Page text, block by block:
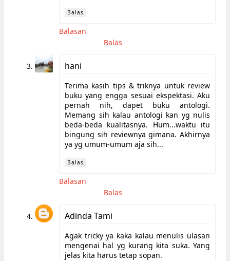
Balas
Balasan
Balas
hani
Terima kasih tips & triknya untuk review
buku yang engga sesuai ekspektasi. Aku
pernah nih, dapet buku antologi.
Memang sih kalau antologi kan yg nulis
beda-beda kualitasnya. Hum...waktu itu
bingung sih reviewnya gimana. Akhirnya
ya yg umum-umum aja sih...
Balas
Balasan
Balas
Adinda Tami
Agak tricky ya kaka kalau menulis ulasan
mengenai hal yg kurang kita suka. Yang
jelas kita harus tetap sopan.